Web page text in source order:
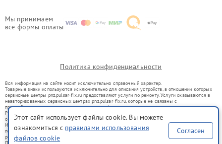
Мы принимаем
все формы оплаты
Политика конфиденциальности
Вся информация на сайте носит исключительно справочный характер.
Товарные знаки используются исключительно для описания устройств, в отношении которых
сервисные центры pnz.pulsar-fix.ru предоставляют услуги по ремонту. Услуги оказываются в
неавторизованных сервисных центрах pnz.pulsar-fix.ru, которые не связаны с
правообладателями товарных знаков или их официальными представителями.
Ремонт осуществляется для устройств, уже введенных в гражданский оборот в соответствии
со статьей 1487 ГК РФ.
Использование товарных знаков не преследует цели индивидуализации услуг или введения
потребителей в заблуждение, а служит для информирования о предоставляемых услугах по
ремонту техники указанных брендов.
Этот сайт использует файлы cookie. Вы можете
ознакомиться с правилами использования
файлов cookie
Согласен